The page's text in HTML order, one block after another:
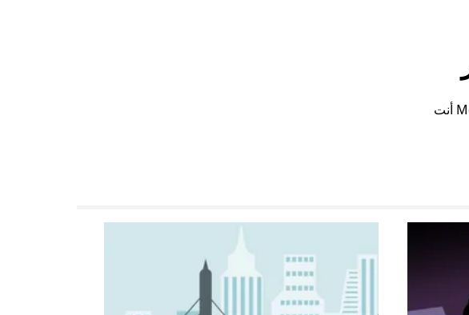
سواء كنت بحاجة إلى مساحة إضافية أو ترتيبات خاصة، ستساعدك خيارات المشاوير هذه في Mooresville أنت